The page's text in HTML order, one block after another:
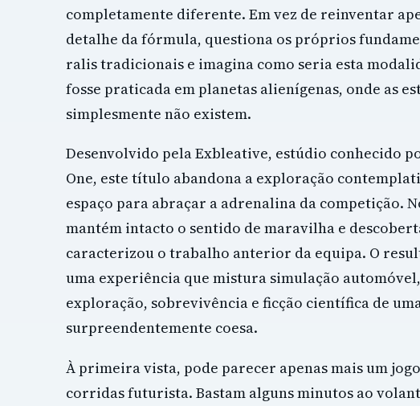
completamente diferente. Em vez de reinventar
detalhe da fórmula, questiona os próprios
ralis tradicionais e imagina como seria esta
fosse praticada em planetas alienígenas, onde as
simplesmente não existem.
Desenvolvido pela Exbleative, estúdio conhecido
One, este título abandona a exploração
espaço para abraçar a adrenalina da competição.
mantém intacto o sentido de maravilha e
caracterizou o trabalho anterior da equipa. O
uma experiência que mistura simulação automóvel,
exploração, sobrevivência e ficção científica de
surpreendentemente coesa.
À primeira vista, pode parecer apenas mais um
corridas futurista. Bastam alguns minutos ao